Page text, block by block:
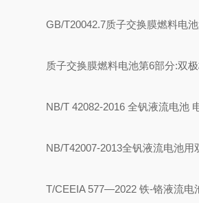
GB/T20042.7质子交换膜燃料电
质子交换膜燃料电池第6部分:双
NB/T 42082-2016 全钒液流电池
NB/T42007-2013全钒液流电池用
T/CEEIA 577—2022 铁-铬液流电